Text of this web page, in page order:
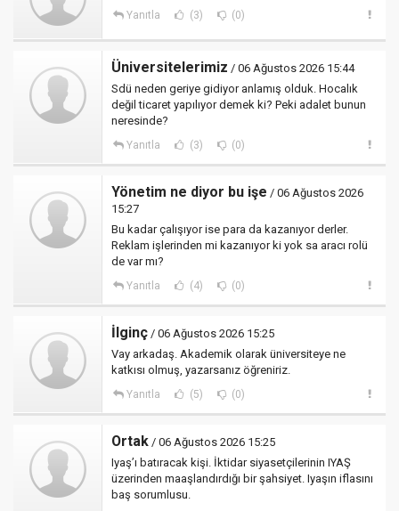
Yanıtla (3) (0)
Üniversitelerimiz / 06 Ağustos 2026 15:44
Sdü neden geriye gidiyor anlamış olduk. Hocalık
değil ticaret yapılıyor demek ki? Peki adalet bunun
neresinde?
Yanıtla (3) (0)
Yönetim ne diyor bu işe / 06 Ağustos 2026
15:27
Bu kadar çalışıyor ise para da kazanıyor derler.
Reklam işlerinden mi kazanıyor ki yok sa aracı rolü
de var mı?
Yanıtla (4) (0)
İlginç / 06 Ağustos 2026 15:25
Vay arkadaş. Akademik olarak üniversiteye ne
katkısı olmuş, yazarsanız öğreniriz.
Yanıtla (5) (0)
Ortak / 06 Ağustos 2026 15:25
Iyaş’ı batıracak kişi. İktidar siyasetçilerinin IYAŞ
üzerinden maaşlandırdığı bir şahsiyet. Iyaşın iflasını
baş sorumlusu.